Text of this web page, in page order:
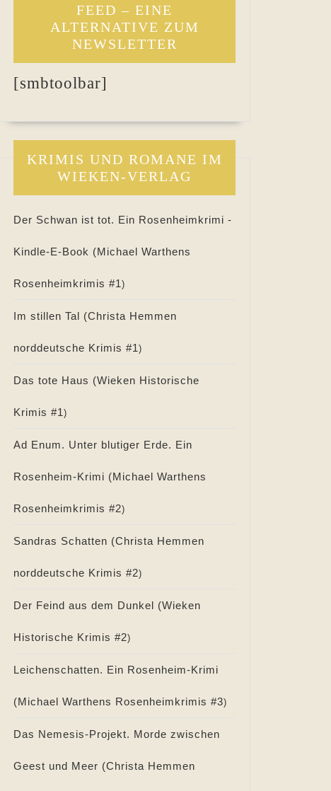
FEED – EINE
ALTERNATIVE ZUM
NEWSLETTER
[smbtoolbar]
KRIMIS UND ROMANE IM
WIEKEN-VERLAG
Der Schwan ist tot. Ein Rosenheimkrimi -
Kindle-E-Book (Michael Warthens
Rosenheimkrimis #1)
Im stillen Tal (Christa Hemmen
norddeutsche Krimis #1)
Das tote Haus (Wieken Historische
Krimis #1)
Ad Enum. Unter blutiger Erde. Ein
Rosenheim-Krimi (Michael Warthens
Rosenheimkrimis #2)
Sandras Schatten (Christa Hemmen
norddeutsche Krimis #2)
Der Feind aus dem Dunkel (Wieken
Historische Krimis #2)
Leichenschatten. Ein Rosenheim-Krimi
(Michael Warthens Rosenheimkrimis #3)
Das Nemesis-Projekt. Morde zwischen
Geest und Meer (Christa Hemmen